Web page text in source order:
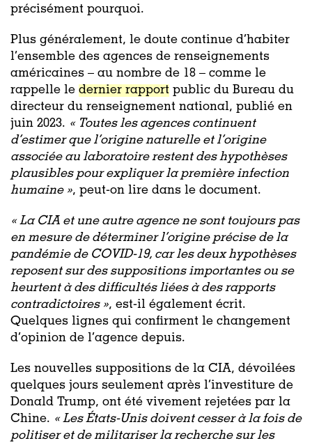
précisément pourquoi.
Plus généralement, le doute continue d’habiter
l’ensemble des agences de renseignements
américaines – au nombre de 18 – comme le
rappelle le dernier rapport public du Bureau du
directeur du renseignement national, publié en
juin 2023. « Toutes les agences continuent
d’estimer que l’origine naturelle et l’origine
associée au laboratoire restent des hypothèses
plausibles pour expliquer la première infection
humaine », peut-on lire dans le document.
« La CIA et une autre agence ne sont toujours pas
en mesure de déterminer l’origine précise de la
pandémie de COVID-19, car les deux hypothèses
reposent sur des suppositions importantes ou se
heurtent à des difficultés liées à des rapports
contradictoires », est-il également écrit.
Quelques lignes qui confirment le changement
d’opinion de l’agence depuis.
Les nouvelles suppositions de la CIA, dévoilées
quelques jours seulement après l’investiture de
Donald Trump, ont été vivement rejetées par la
Chine. « Les États-Unis doivent cesser à la fois de
politiser et de militariser la recherche sur les